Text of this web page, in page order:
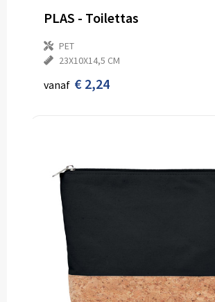
PLAS - Toilettas
PET
23X10X14,5 CM
vanaf € 2,24